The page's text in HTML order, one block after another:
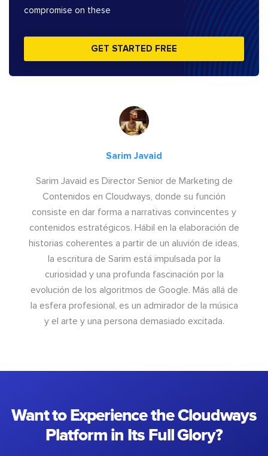
compromise on these
GET STARTED FREE
Sarim Javaid
Sarim Javaid es Director Senior de Marketing de
Contenidos en Cloudways, donde su función
consiste en dar forma a narrativas convincentes y
contenidos estratégicos. Hábil en la elaboración de
historias coherentes a partir de un aluvión de ideas,
la escritura de Sarim está impulsada por la
curiosidad y una profunda fascinación por la
evolución de los algoritmos de Google. Más allá de
la esfera profesional, es un admirador de la música
y el arte y una persona demasiado excitada.
Want to Experience the Cloudways
Platform in Its Full Glory?